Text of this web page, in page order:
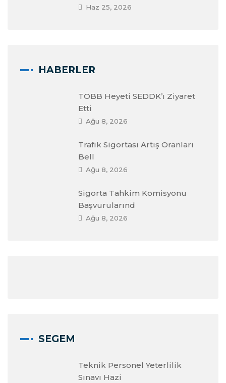
Haz 25, 2026
HABERLER
TOBB Heyeti SEDDK’ı Ziyaret
Etti
Ağu 8, 2026
Trafik Sigortası Artış Oranları
Bell
Ağu 8, 2026
Sigorta Tahkim Komisyonu
Başvurularınd
Ağu 8, 2026
SEGEM
Teknik Personel Yeterlilik
Sınavı Hazi